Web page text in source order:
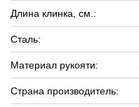
Длина клинка, см.:
Сталь:
Материал рукояти:
Страна производитель: